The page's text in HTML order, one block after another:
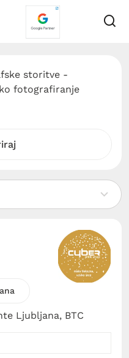
storitve -
fotografiranje
Ljubljana, BTC